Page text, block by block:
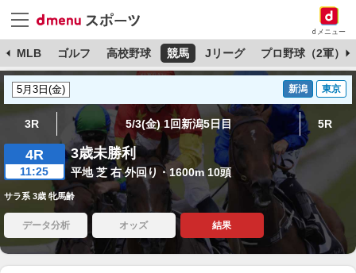
dメニュー
MLB ゴルフ 高校野球 競馬 Jリーグ プロ野球（2軍）
新潟 東京
3R 5/3(金) 1回新潟5日目 5R
4R
11:25
3歳未勝利
平地 芝 右 外回り・1600m 10頭
サラ系 3歳 牝馬齢
データ分析 オッズ 結果